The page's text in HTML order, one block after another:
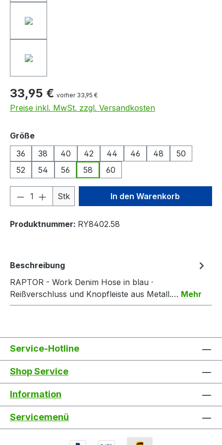
33,95 € vorher 33,95 €
Preise inkl. MwSt. zzgl. Versandkosten
Größeauswählen
36
38 40 42 44 46 48
50
52
54 56 58 60
Produkt Anzahl: Gib den
Stk In den Warenkorb
Produktnummer: RY8402.58
Beschreibung
RAPTOR - Work Denim Hose in blau ·
Reißverschluss und Knopfleiste aus Metall.… Mehr
Service-Hotline
Shop Service
Information
Servicemenü